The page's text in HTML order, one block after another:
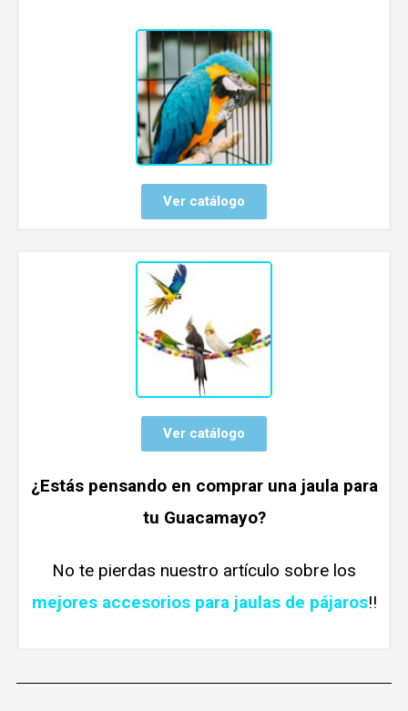
Ver catálogo
Ver catálogo
¿Estás pensando en comprar una jaula para
tu Guacamayo?
No te pierdas nuestro artículo sobre los
mejores accesorios para jaulas de pájaros!!